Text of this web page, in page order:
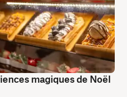
magiques de Noël